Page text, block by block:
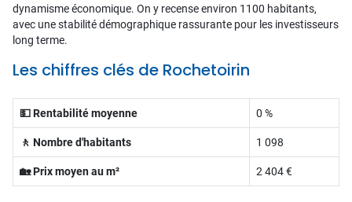
dynamisme économique. On y recense environ 1100 habitants,
avec une stabilité démographique rassurante pour les investisseurs
long terme.
Les chiffres clés de Rochetoirin
💵 Rentabilité moyenne 0 %
🚶 Nombre d'habitants 1 098
🏡 Prix moyen au m² 2 404 €